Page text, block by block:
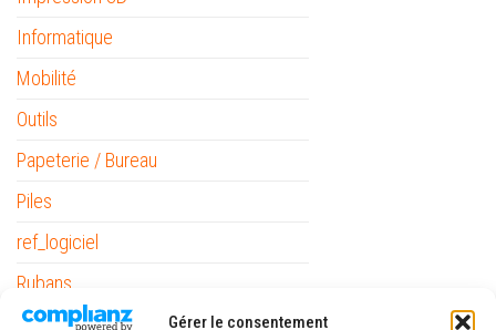
Gérer le consentement
Informatique
Mobilité
Outils
Papeterie / Bureau
Piles
ref_logiciel
Rubans
The Army Painter